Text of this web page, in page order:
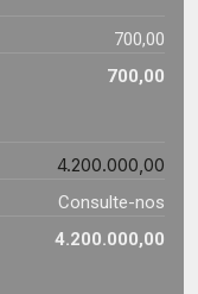
700,00
700,00
4.200.000,00
Consulte-nos
4.200.000,00